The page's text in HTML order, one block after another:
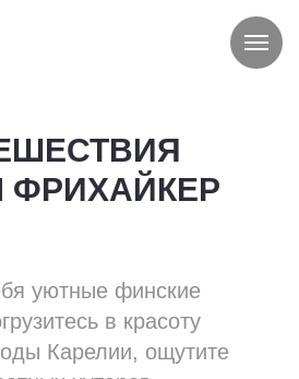
ФРИХАЙКЕР
уютные финские
в красоту
Карелии, ощутите